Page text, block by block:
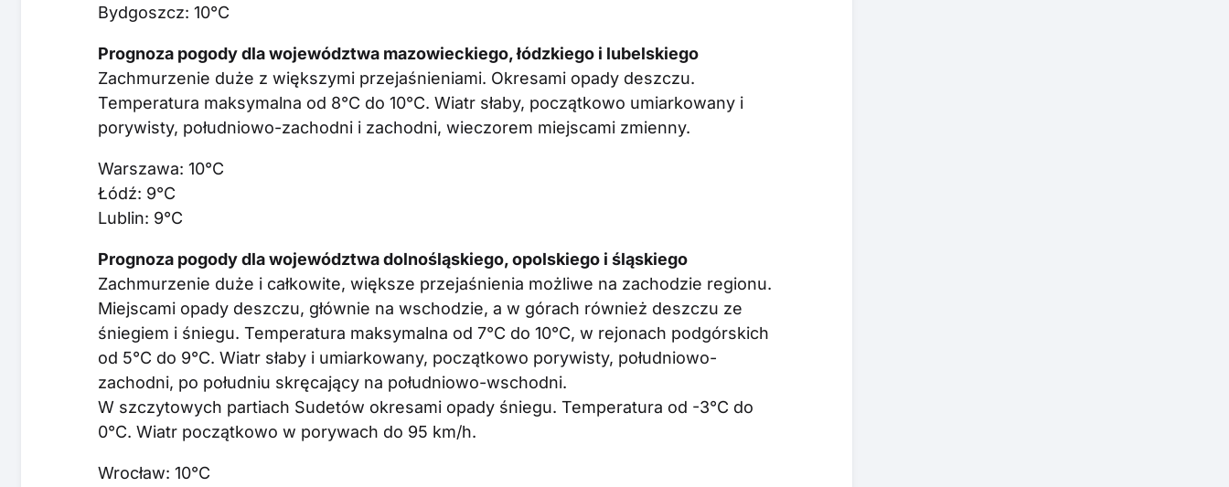
Bydgoszcz: 10°C
Prognoza pogody dla województwa mazowieckiego, łódzkiego i lubelskiego
Zachmurzenie duże z większymi przejaśnieniami. Okresami opady deszczu.
Temperatura maksymalna od 8°C do 10°C. Wiatr słaby, początkowo umiarkowany i
porywisty, południowo-zachodni i zachodni, wieczorem miejscami zmienny.
Warszawa: 10°C
Łódź: 9°C
Lublin: 9°C
Prognoza pogody dla województwa dolnośląskiego, opolskiego i śląskiego
Zachmurzenie duże i całkowite, większe przejaśnienia możliwe na zachodzie regionu.
Miejscami opady deszczu, głównie na wschodzie, a w górach również deszczu ze
śniegiem i śniegu. Temperatura maksymalna od 7°C do 10°C, w rejonach podgórskich
od 5°C do 9°C. Wiatr słaby i umiarkowany, początkowo porywisty, południowo-
zachodni, po południu skręcający na południowo-wschodni.
W szczytowych partiach Sudetów okresami opady śniegu. Temperatura od -3°C do
0°C. Wiatr początkowo w porywach do 95 km/h.
Wrocław: 10°C